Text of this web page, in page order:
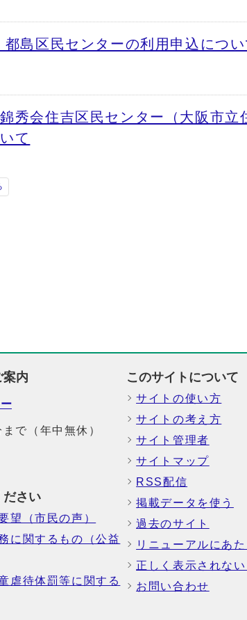
都島区民センターの利用申込につい
錦秀会住吉区民センター（大阪市立
て
案内
で（年中無休）
ださい
望（市民の声）
に関するもの（公益
虐待体罰等に関する
このサイトについて
サイトの使い方
サイトの考え方
サイト管理者
サイトマップ
RSS配信
掲載データを使う
過去のサイト
リニューアルにあた
正しく表示されな
お問い合わせ